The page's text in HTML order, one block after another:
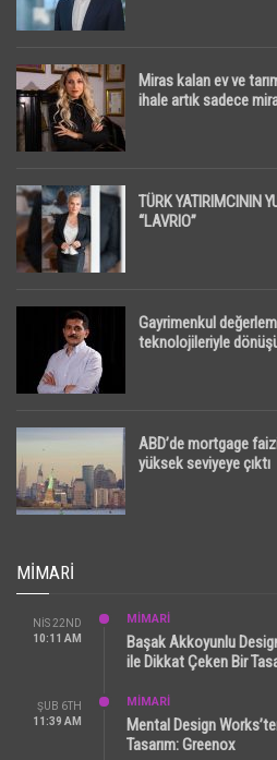
Miras kalan ev ve
ihale artık sadece
TÜRK YATIRIMCININ
“LAVRIO”
Gayrimenkul
teknolojileriyle
ABD’de mortgage
yüksek seviyeye çıktı
MIMARI
NIS 22ND
10:11 AM
MİMARİ
Başak Akkoyunlu
ile Dikkat Çeken Bir
ŞUB 6TH
11:39 AM
MİMARİ
Mental Design
Tasarım: Greenox